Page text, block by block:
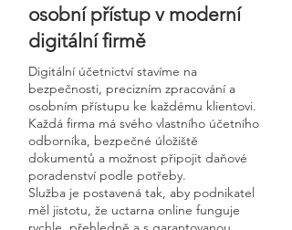
osobní přístup v moderní
digitální firmě
Digitální účetnictví stavíme na
bezpečnosti, precizním zpracování a
osobním přístupu ke každému klientovi.
Každá firma má svého vlastního účetního
odborníka, bezpečné úložiště
dokumentů a možnost připojit daňové
poradenství podle potřeby.
Služba je postavená tak, aby podnikatel
měl jistotu, že uctarna online funguje